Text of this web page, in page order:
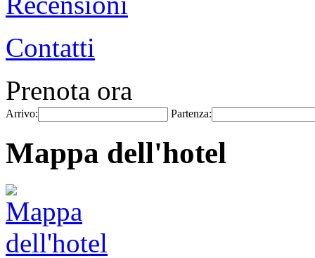
Contatti
Prenota ora
Arrivo: Partenza:
Mappa dell'hotel